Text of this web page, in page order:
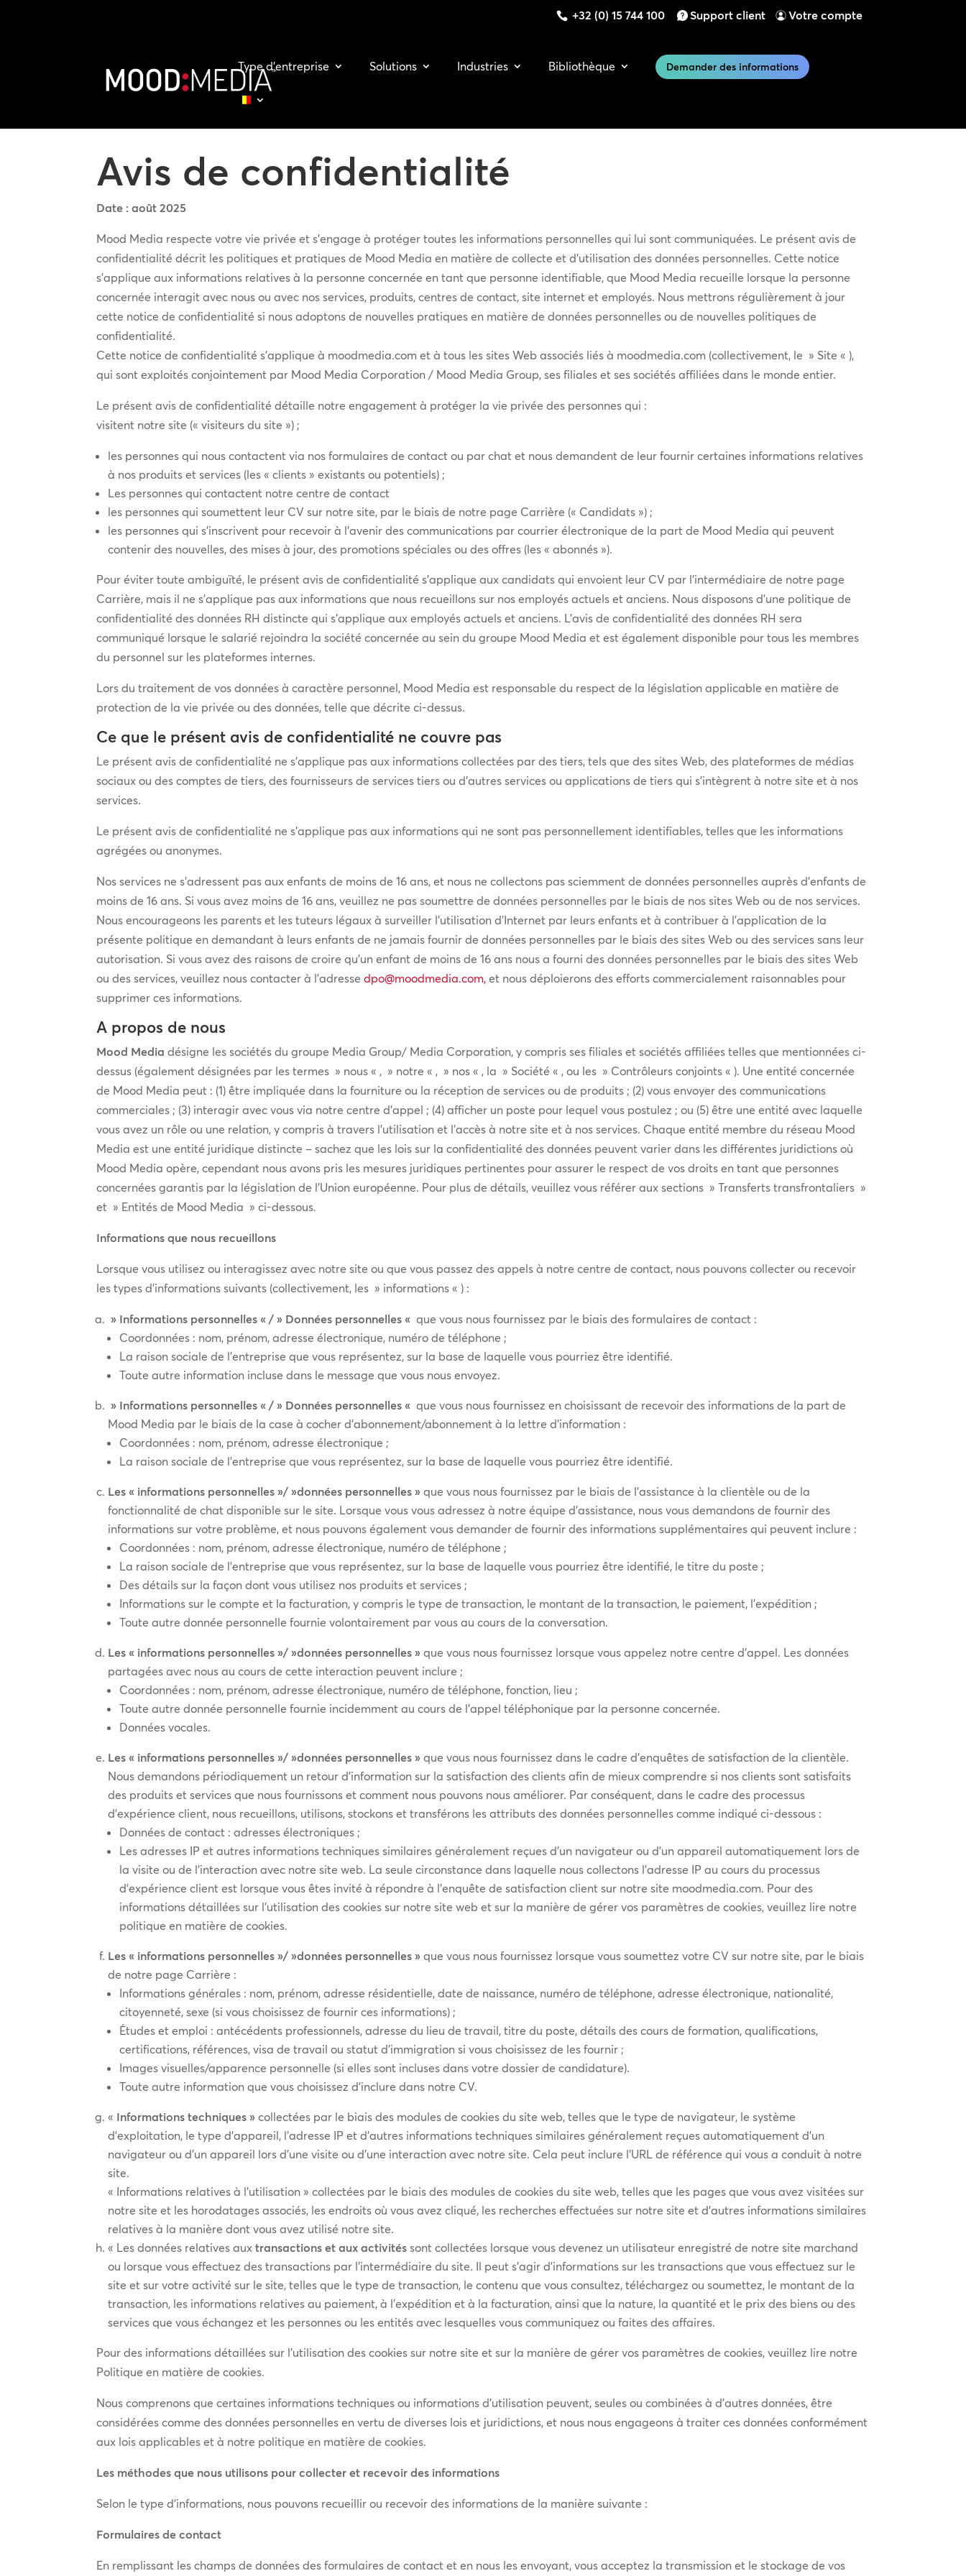
+32 (0) 15 744 100 Support client Votre compte
Type d’entreprise Solutions Industries Bibliothèque Demander des informations
Avis de confidentialité
Date : août 2025
Mood Media respecte votre vie privée et s’engage à protéger toutes les informations personnelles qui lui sont communiquées. Le présent avis de
confidentialité décrit les politiques et pratiques de Mood Media en matière de collecte et d’utilisation des données personnelles. Cette notice
s’applique aux informations relatives à la personne concernée en tant que personne identifiable, que Mood Media recueille lorsque la personne
concernée interagit avec nous ou avec nos services, produits, centres de contact, site internet et employés. Nous mettrons régulièrement à jour
cette notice de confidentialité si nous adoptons de nouvelles pratiques en matière de données personnelles ou de nouvelles politiques de
confidentialité.
Cette notice de confidentialité s’applique à moodmedia.com et à tous les sites Web associés liés à moodmedia.com (collectivement, le » Site « ),
qui sont exploités conjointement par Mood Media Corporation / Mood Media Group, ses filiales et ses sociétés affiliées dans le monde entier.
Le présent avis de confidentialité détaille notre engagement à protéger la vie privée des personnes qui :
visitent notre site (« visiteurs du site ») ;
les personnes qui nous contactent via nos formulaires de contact ou par chat et nous demandent de leur fournir certaines informations relatives
à nos produits et services (les « clients » existants ou potentiels) ;
Les personnes qui contactent notre centre de contact
les personnes qui soumettent leur CV sur notre site, par le biais de notre page Carrière (« Candidats ») ;
les personnes qui s’inscrivent pour recevoir à l’avenir des communications par courrier électronique de la part de Mood Media qui peuvent
contenir des nouvelles, des mises à jour, des promotions spéciales ou des offres (les « abonnés »).
Pour éviter toute ambiguïté, le présent avis de confidentialité s’applique aux candidats qui envoient leur CV par l’intermédiaire de notre page
Carrière, mais il ne s’applique pas aux informations que nous recueillons sur nos employés actuels et anciens. Nous disposons d’une politique de
confidentialité des données RH distincte qui s’applique aux employés actuels et anciens. L’avis de confidentialité des données RH sera
communiqué lorsque le salarié rejoindra la société concernée au sein du groupe Mood Media et est également disponible pour tous les membres
du personnel sur les plateformes internes.
Lors du traitement de vos données à caractère personnel, Mood Media est responsable du respect de la législation applicable en matière de
protection de la vie privée ou des données, telle que décrite ci-dessus.
Ce que le présent avis de confidentialité ne couvre pas
Le présent avis de confidentialité ne s’applique pas aux informations collectées par des tiers, tels que des sites Web, des plateformes de médias
sociaux ou des comptes de tiers, des fournisseurs de services tiers ou d’autres services ou applications de tiers qui s’intègrent à notre site et à nos
services.
Le présent avis de confidentialité ne s’applique pas aux informations qui ne sont pas personnellement identifiables, telles que les informations
agrégées ou anonymes.
Nos services ne s’adressent pas aux enfants de moins de 16 ans, et nous ne collectons pas sciemment de données personnelles auprès d’enfants de
moins de 16 ans. Si vous avez moins de 16 ans, veuillez ne pas soumettre de données personnelles par le biais de nos sites Web ou de nos services.
Nous encourageons les parents et les tuteurs légaux à surveiller l’utilisation d’Internet par leurs enfants et à contribuer à l’application de la
présente politique en demandant à leurs enfants de ne jamais fournir de données personnelles par le biais des sites Web ou des services sans leur
autorisation. Si vous avez des raisons de croire qu’un enfant de moins de 16 ans nous a fourni des données personnelles par le biais des sites Web
ou des services, veuillez nous contacter à l’adressedpo@moodmedia.com, et nous déploierons des efforts commercialement raisonnables pour
supprimer ces informations.
A propos de nous
Mood Media désigne les sociétés du groupe Media Group/ Media Corporation, y compris ses filiales et sociétés affiliées telles que mentionnées ci-
dessus (également désignées par les termes » nous « , » notre « , » nos « , la » Société « , ou les » Contrôleurs conjoints « ). Une entité concernée
de Mood Media peut : (1) être impliquée dans la fourniture ou la réception de services ou de produits ; (2) vous envoyer des communications
commerciales ; (3) interagir avec vous via notre centre d’appel ; (4) afficher un poste pour lequel vous postulez ; ou (5) être une entité avec laquelle
vous avez un rôle ou une relation, y compris à travers l’utilisation et l’accès à notre site et à nos services. Chaque entité membre du réseau Mood
Media est une entité juridique distincte – sachez que les lois sur la confidentialité des données peuvent varier dans les différentes juridictions où
Mood Media opère, cependant nous avons pris les mesures juridiques pertinentes pour assurer le respect de vos droits en tant que personnes
concernées garantis par la législation de l’Union européenne. Pour plus de détails, veuillez vous référer aux sections » Transferts transfrontaliers »
et » Entités de Mood Media » ci-dessous.
Informations que nous recueillons
Lorsque vous utilisez ou interagissez avec notre site ou que vous passez des appels à notre centre de contact, nous pouvons collecter ou recevoir
les types d’informations suivants (collectivement, les » informations « ) :
» Informations personnelles « / » Données personnelles « que vous nous fournissez par le biais des formulaires de contact :
Coordonnées : nom, prénom, adresse électronique, numéro de téléphone ;
La raison sociale de l’entreprise que vous représentez, sur la base de laquelle vous pourriez être identifié.
Toute autre information incluse dans le message que vous nous envoyez.
» Informations personnelles « / » Données personnelles « que vous nous fournissez en choisissant de recevoir des informations de la part de
Mood Media par le biais de la case à cocher d’abonnement/abonnement à la lettre d’information :
Coordonnées : nom, prénom, adresse électronique ;
La raison sociale de l’entreprise que vous représentez, sur la base de laquelle vous pourriez être identifié.
Les « informations personnelles »/ »données personnelles » que vous nous fournissez par le biais de l’assistance à la clientèle ou de la
fonctionnalité de chat disponible sur le site. Lorsque vous vous adressez à notre équipe d’assistance, nous vous demandons de fournir des
informations sur votre problème, et nous pouvons également vous demander de fournir des informations supplémentaires qui peuvent inclure :
Coordonnées : nom, prénom, adresse électronique, numéro de téléphone ;
La raison sociale de l’entreprise que vous représentez, sur la base de laquelle vous pourriez être identifié, le titre du poste ;
Des détails sur la façon dont vous utilisez nos produits et services ;
Informations sur le compte et la facturation, y compris le type de transaction, le montant de la transaction, le paiement, l’expédition ;
Toute autre donnée personnelle fournie volontairement par vous au cours de la conversation.
Les « informations personnelles »/ »données personnelles » que vous nous fournissez lorsque vous appelez notre centre d’appel. Les données
partagées avec nous au cours de cette interaction peuvent inclure ;
Coordonnées : nom, prénom, adresse électronique, numéro de téléphone, fonction, lieu ;
Toute autre donnée personnelle fournie incidemment au cours de l’appel téléphonique par la personne concernée.
Données vocales.
Les « informations personnelles »/ »données personnelles » que vous nous fournissez dans le cadre d’enquêtes de satisfaction de la clientèle.
Nous demandons périodiquement un retour d’information sur la satisfaction des clients afin de mieux comprendre si nos clients sont satisfaits
des produits et services que nous fournissons et comment nous pouvons nous améliorer. Par conséquent, dans le cadre des processus
d’expérience client, nous recueillons, utilisons, stockons et transférons les attributs des données personnelles comme indiqué ci-dessous :
Données de contact : adresses électroniques ;
Les adresses IP et autres informations techniques similaires généralement reçues d’un navigateur ou d’un appareil automatiquement lors de
la visite ou de l’interaction avec notre site web. La seule circonstance dans laquelle nous collectons l’adresse IP au cours du processus
d’expérience client est lorsque vous êtes invité à répondre à l’enquête de satisfaction client sur notre site moodmedia.com. Pour des
informations détaillées sur l’utilisation des cookies sur notre site web et sur la manière de gérer vos paramètres de cookies, veuillez lire notre
politique en matière de cookies.
Les « informations personnelles »/ »données personnelles » que vous nous fournissez lorsque vous soumettez votre CV sur notre site, par le biais
de notre page Carrière :
Informations générales : nom, prénom, adresse résidentielle, date de naissance, numéro de téléphone, adresse électronique, nationalité,
citoyenneté, sexe (si vous choisissez de fournir ces informations) ;
Études et emploi : antécédents professionnels, adresse du lieu de travail, titre du poste, détails des cours de formation, qualifications,
certifications, références, visa de travail ou statut d’immigration si vous choisissez de les fournir ;
Images visuelles/apparence personnelle (si elles sont incluses dans votre dossier de candidature).
Toute autre information que vous choisissez d’inclure dans notre CV.
« Informations techniques » collectées par le biais des modules de cookies du site web, telles que le type de navigateur, le système
d’exploitation, le type d’appareil, l’adresse IP et d’autres informations techniques similaires généralement reçues automatiquement d’un
navigateur ou d’un appareil lors d’une visite ou d’une interaction avec notre site. Cela peut inclure l’URL de référence qui vous a conduit à notre
site.
« Informations relatives à l’utilisation » collectées par le biais des modules de cookies du site web, telles que les pages que vous avez visitées sur
notre site et les horodatages associés, les endroits où vous avez cliqué, les recherches effectuées sur notre site et d’autres informations similaires
relatives à la manière dont vous avez utilisé notre site.
« Les données relatives auxtransactions et aux activités sont collectées lorsque vous devenez un utilisateur enregistré de notre site marchand
ou lorsque vous effectuez des transactions par l’intermédiaire du site. Il peut s’agir d’informations sur les transactions que vous effectuez sur le
site et sur votre activité sur le site, telles que le type de transaction, le contenu que vous consultez, téléchargez ou soumettez, le montant de la
transaction, les informations relatives au paiement, à l’expédition et à la facturation, ainsi que la nature, la quantité et le prix des biens ou des
services que vous échangez et les personnes ou les entités avec lesquelles vous communiquez ou faites des affaires.
Pour des informations détaillées sur l’utilisation des cookies sur notre site et sur la manière de gérer vos paramètres de cookies, veuillez lire notre
Politique en matière de cookies.
Nous comprenons que certaines informations techniques ou informations d’utilisation peuvent, seules ou combinées à d’autres données, être
considérées comme des données personnelles en vertu de diverses lois et juridictions, et nous nous engageons à traiter ces données conformément
aux lois applicables et à notre politique en matière de cookies.
Les méthodes que nous utilisons pour collecter et recevoir des informations
Selon le type d’informations, nous pouvons recueillir ou recevoir des informations de la manière suivante :
Formulaires de contact
En remplissant les champs de données des formulaires de contact et en nous les envoyant, vous acceptez la transmission et le stockage de vos